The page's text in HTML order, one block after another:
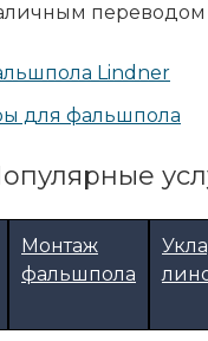
переводом
Lindner
для фальшпола
Монтаж
фальшпола